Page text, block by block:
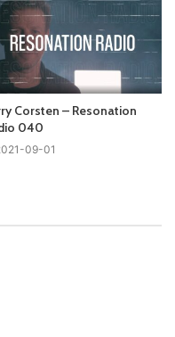
/BELONGING/
Love Me Now /146/
Remix) /SPINNIN’
– Inside Your
Corsten – Resonation
040
09-01